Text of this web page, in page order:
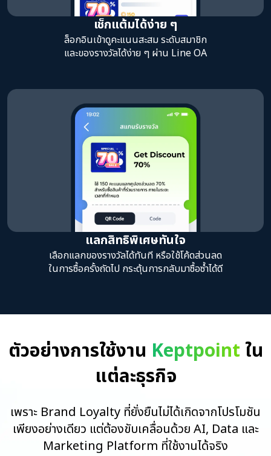
เช็กแต้มได้ง่าย ๆ
ล็อกอินเข้าดูคะแนนสะสม ระดับสมาชิก
และของรางวัลได้ง่าย ๆ ผ่าน Line OA
แลกสิทธิพิเศษทันใจ
เลือกแลกของรางวัลได้ทันที หรือใช้โค้ดส่วนลด
ในการซื้อครั้งถัดไป กระตุ้นการกลับมาซื้อซ้ำได้ดี
ตัวอย่างการใช้งาน Keptpoint ใน
แต่ละธุรกิจ
เพราะ Brand Loyalty ที่ยั่งยืนไม่ได้เกิดจากโปรโมชัน
เพียงอย่างเดียว แต่ต้องขับเคลื่อนด้วย AI, Data และ
Marketing Platform ที่ใช้งานได้จริง